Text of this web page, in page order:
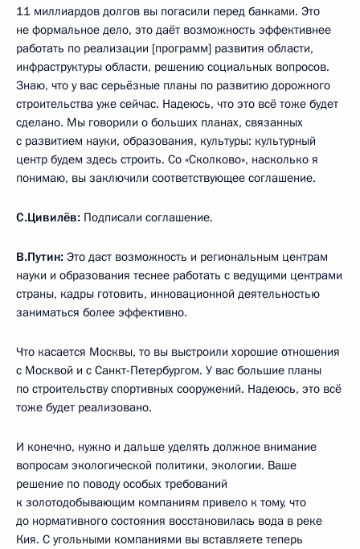
11 миллиардов долгов вы погасили перед банками. Это
не формальное дело, это даёт возможность эффективнее
работать по реализации [программ] развития области,
инфраструктуры области, решению социальных вопросов.
Знаю, что у вас серьёзные планы по развитию дорожного
строительства уже сейчас. Надеюсь, что это всё тоже будет
сделано. Мы говорили о больших планах, связанных
с развитием науки, образования, культуры: культурный
центр будем здесь строить. Со «Сколково», насколько я
понимаю, вы заключили соответствующее соглашение.
С.Цивилёв: Подписали соглашение.
В.Путин: Это даст возможность и региональным центрам
науки и образования теснее работать с ведущими центрами
страны, кадры готовить, инновационной деятельностью
заниматься более эффективно.
Что касается Москвы, то вы выстроили хорошие отношения
с Москвой и с Санкт-Петербургом. У вас большие планы
по строительству спортивных сооружений. Надеюсь, это всё
тоже будет реализовано.
И конечно, нужно и дальше уделять должное внимание
вопросам экологической политики, экологии. Ваше
решение по поводу особых требований
к золотодобывающим компаниям привело к тому, что
до нормативного состояния восстановилась вода в реке
Кия. С угольными компаниями вы вставляете теперь